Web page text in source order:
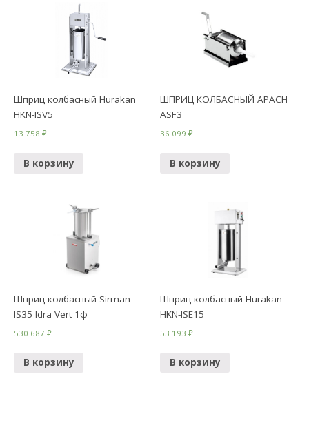
Шприц колбасный Hurakan
HKN-ISV5
13 758₽
В корзину
ШПРИЦ КОЛБАСНЫЙ APACH
ASF3
36 099₽
В корзину
Шприц колбасный Sirman
IS35 Idra Vert 1ф
530 687₽
В корзину
Шприц колбасный Hurakan
HKN-ISE15
53 193₽
В корзину